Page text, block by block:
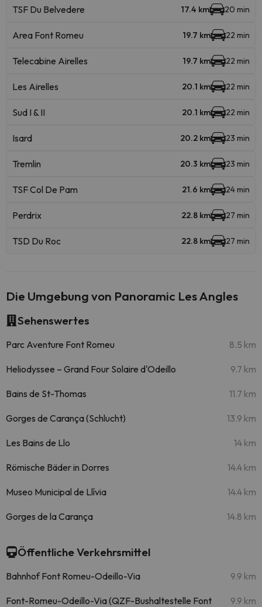
TSF Du Belvedere 17.4 km 20 min
Area Font Romeu 19.7 km 22 min
Telecabine Airelles 19.7 km 22 min
Les Airelles 20.1 km 22 min
Sud I & II 20.1 km 22 min
Isard 20.2 km 23 min
Tremlin 20.3 km 23 min
TSF Col De Pam 21.6 km 24 min
Perdrix 22.8 km 27 min
TSD Du Roc 22.8 km 27 min
Die Umgebung von Panoramic Les Angles
Sehenswertes
Parc Aventure Font Romeu 8.5 km
Heliodyssee – Grand Four Solaire d'Odeillo 9.7 km
Bains de St-Thomas 11.7 km
Gorges de Carança (Schlucht) 13.9 km
Les Bains de Llo 14 km
Römische Bäder in Dorres 14.4 km
Museo Municipal de Llívia 14.4 km
Gorges de la Carança 14.8 km
Öffentliche Verkehrsmittel
Bahnhof Font Romeu-Odeillo-Via 9.9 km
Font-Romeu-Odeillo-Via (QZF-Bushaltestelle Font
9.9 km